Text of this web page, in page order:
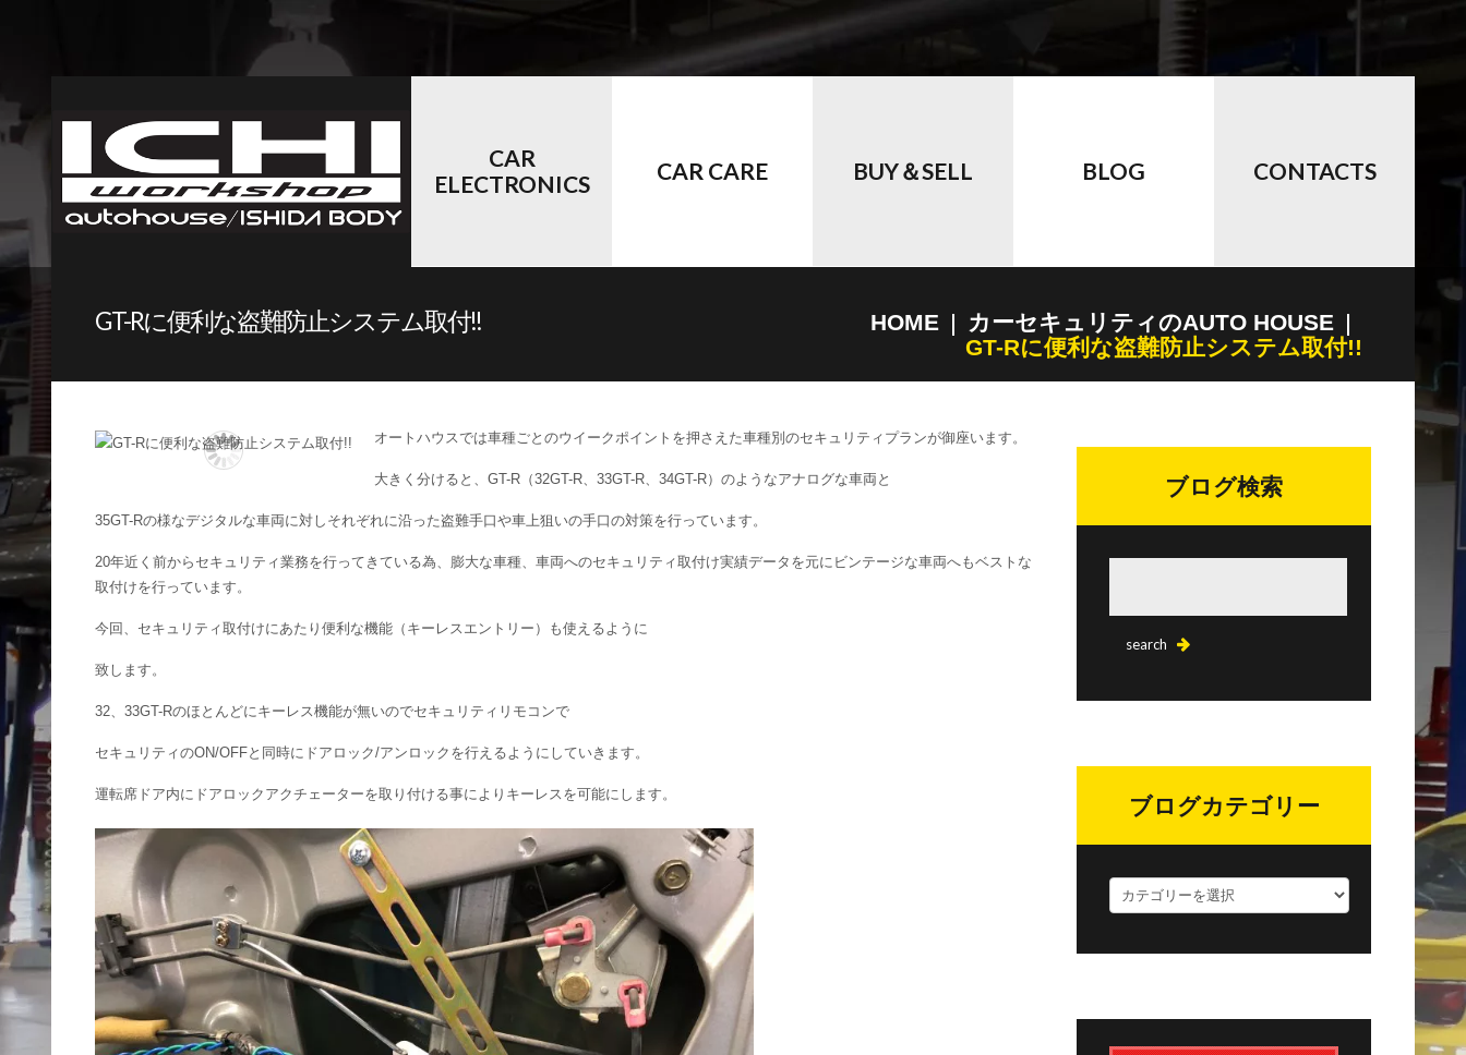
CAR
ELECTRONICS
CAR CARE BUY＆SELL BLOG CONTACTS
GT-Rに便利な盗難防止システム取付!! HOME
カーセキュリティのAUTO HOUSE
GT-Rに便利な盗難防止システム取付!!
オートハウスでは車種ごとのウイークポイントを押さえた車種別のセキュリティプランが御座います。
大きく分けると、GT-R（32GT-R、33GT-R、34GT-R）のようなアナログな車両と
35GT-Rの様なデジタルな車両に対しそれぞれに沿った盗難手口や車上狙いの手口の対策を行っています。
20年近く前からセキュリティ業務を行ってきている為、膨大な車種、車両へのセキュリティ取付け実績データを元にビンテージな車両へもベストな
取付けを行っています。
今回、セキュリティ取付けにあたり便利な機能（キーレスエントリー）も使えるように
致します。
32、33GT-Rのほとんどにキーレス機能が無いのでセキュリティリモコンで
セキュリティのON/OFFと同時にドアロック/アンロックを行えるようにしていきます。
運転席ドア内にドアロックアクチェーターを取り付ける事によりキーレスを可能にします。
ブログ検索
ブログカテゴリー
ロ